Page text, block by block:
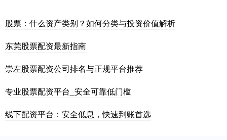
股票：什么资产类别？如何分类与投资价值解析
东莞股票配资最新指南
崇左股票配资公司排名与正规平台推荐
专业股票配资平台_安全可靠低门槛
线下配资平台：安全低息，快速到账首选